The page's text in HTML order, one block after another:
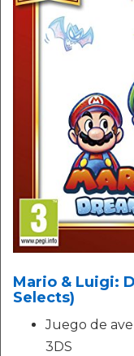
Mario & Luigi:
Selects)
Juego de
3DS